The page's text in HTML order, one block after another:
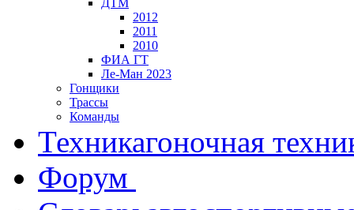
ДТМ
2012
2011
2010
ФИА ГТ
Ле-Ман 2023
Гонщики
Трассы
Команды
Техникагоночная
Форум